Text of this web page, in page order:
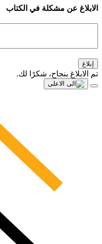
الابلاغ عن مشكلة في الكتاب
إبلاغ
تم الابلاغ بنجاح، شكرًا لك.